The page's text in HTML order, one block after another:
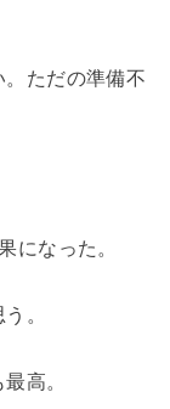
。ただの準備不
になった。
。
高。